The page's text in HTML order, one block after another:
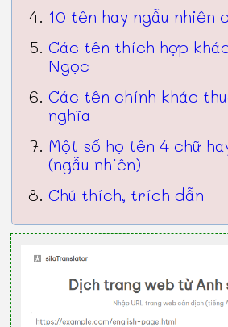
10 tên hay ngẫu nhiên
Các tên thích hợp
Ngọc
Các tên chính khác
nghĩa
Một số họ tên 4 chữ
(ngẫu nhiên)
Chú thích, trích dẫn